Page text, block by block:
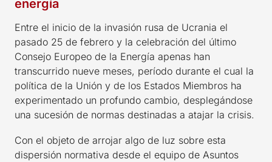
energía
Entre el inicio de la invasión rusa de Ucrania el
pasado 25 de febrero y la celebración del último
Consejo Europeo de la Energía apenas han
transcurrido nueve meses, período durante el cual la
política de la Unión y de los Estados Miembros ha
experimentado un profundo cambio, desplegándose
una sucesión de normas destinadas a atajar la crisis.
Con el objeto de arrojar algo de luz sobre esta
dispersión normativa desde el equipo de Asuntos